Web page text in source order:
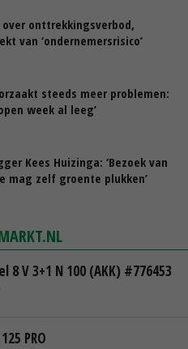
over onttrekkingsverbod,
van ‘ondernemersrisico’
steeds meer problemen:
week al leeg’
Kees Huizinga: ‘Bezoek van
mag zelf groente plukken’
8 V 3+1 N 100 (AKK) #776453
PRO